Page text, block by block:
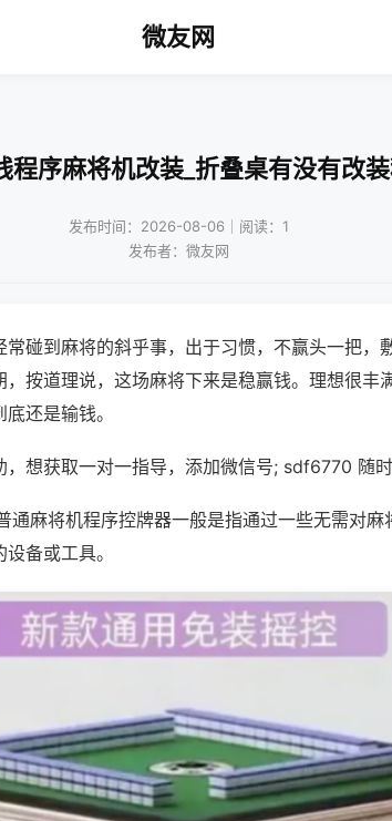
微友网
程序麻将机改装_折叠桌有没有改
发布时间：2026-08-06｜阅读：1
发布者：微友网
碰到麻将的斜乎事，出于习惯，不赢头一把，
按道理说，这场麻将下来是稳赢钱。理想很丰
还是输钱。
想获取一对一指导，添加微信号; sdf6770 随时
通麻将机程序控牌器一般是指通过一些无需对
备或工具。